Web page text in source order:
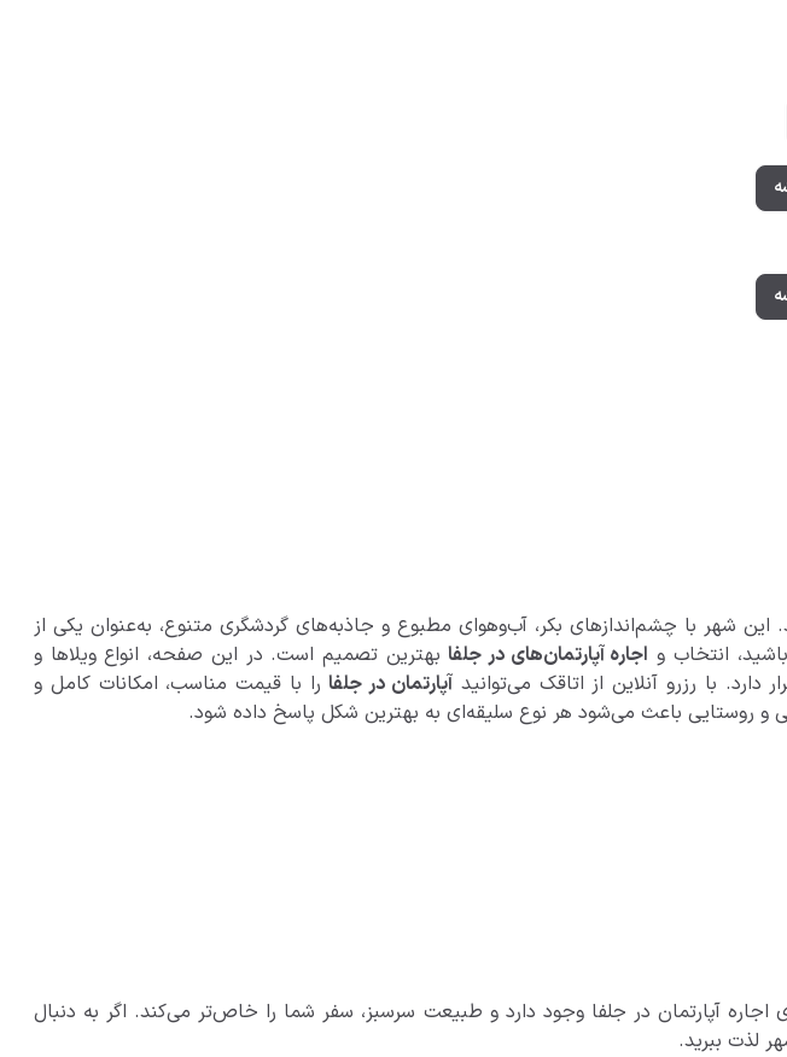
شهر با چشم‌اندازهای بکر، آب‌وهوای مطبوع و جاذبه‌های گردشگری متنوع، به‌عنوان یکی از
انتخاب و اجاره آپارتمان‌های در جلفابهترین تصمیم است. در این صفحه، انواع ویلاها و
با رزرو آنلاین از اتاقک می‌توانید آپارتمان در جلفارا با قیمت مناسب، امکانات کامل و
آپارتمان در جلفا وجود دارد و طبیعت سرسبز، سفر شما را خاص‌تر می‌کند. اگر به دنبال
لذت ببرید.